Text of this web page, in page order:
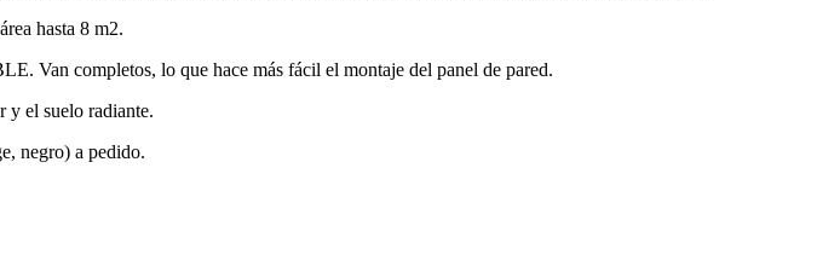
hasta 8 m2.
Van completos, lo que hace más fácil el montaje del panel de pared.
y el suelo radiante.
negro) a pedido.